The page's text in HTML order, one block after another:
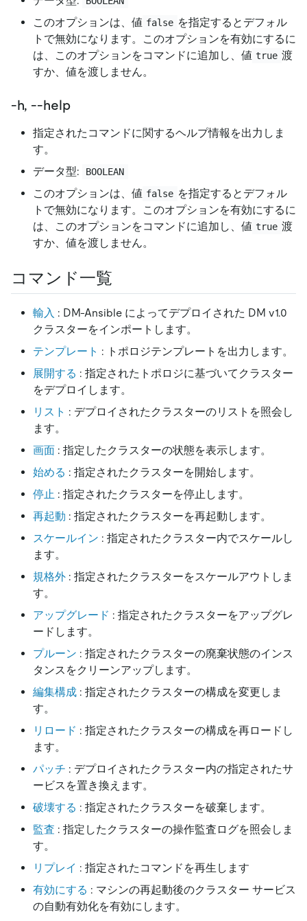
このオプションは、値 false を指定するとデフォル
トで無効になります。このオプションを有効にするに
は、このオプションをコマンドに追加し、値 true 渡
すか、値を渡しません。
-h, --help
指定されたコマンドに関するヘルプ情報を出力しま
す。
データ型:
BOOLEAN
このオプションは、値 false を指定するとデフォル
トで無効になります。このオプションを有効にするに
は、このオプションをコマンドに追加し、値 true 渡
すか、値を渡しません。
コマンド一覧
輸入 : DM-Ansible によってデプロイされた DM v1.0
クラスターをインポートします。
テンプレート : トポロジテンプレートを出力します。
展開する : 指定されたトポロジに基づいてクラスター
をデプロイします。
リスト : デプロイされたクラスターのリストを照会し
ます。
画面 : 指定したクラスターの状態を表示します。
始める : 指定されたクラスターを開始します。
停止 : 指定されたクラスターを停止します。
再起動 : 指定されたクラスターを再起動します。
スケールイン : 指定されたクラスター内でスケールし
ます。
規格外 : 指定されたクラスターをスケールアウトしま
す。
アップグレード : 指定されたクラスターをアップグレ
ードします。
プルーン : 指定されたクラスターの廃棄状態のインス
タンスをクリーンアップします。
編集構成 : 指定されたクラスターの構成を変更しま
す。
リロード : 指定されたクラスターの構成を再ロードし
ます。
パッチ : デプロイされたクラスター内の指定されたサ
ービスを置き換えます。
破壊する : 指定されたクラスターを破棄します。
監査 : 指定したクラスターの操作監査ログを照会しま
す。
リプレイ : 指定されたコマンドを再生します
有効にする : マシンの再起動後のクラスター サービス
の自動有効化を有効にします。